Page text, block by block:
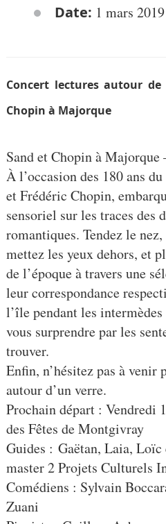
Date: 1 mars
Concert lectures autour de
Chopin à Majorque
Sand et Chopin à Majorque
À l’occasion des 180 ans
et Frédéric Chopin,
sensoriel sur les traces des
romantiques. Tendez le
mettez les yeux dehors, et
de l’époque à travers une
leur correspondance
l’île pendant les
vous surprendre par les
trouver.
Enfin, n’hésitez pas à venir
autour d’un verre.
Prochain départ : Vendredi
des Fêtes de Montgivray
Guides : Gaëtan, Laia,
master 2 Projets Culturels
Comédiens : Sylvain
Zuani